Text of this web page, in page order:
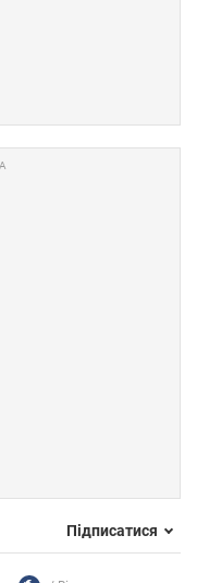
Підписатися